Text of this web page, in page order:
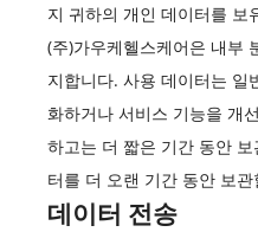
지 귀하의 개인 데이터를 보
(주)가우케헬스케어은 내부
지합니다. 사용 데이터는 일
화하거나 서비스 기능을 개
하고는 더 짧은 기간 동안
터를 더 오랜 기간 동안 보
데이터 전송